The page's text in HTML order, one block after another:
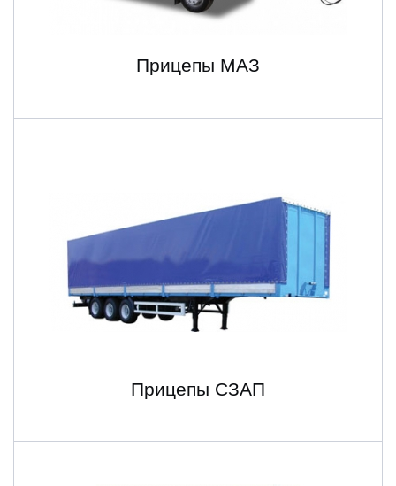
Прицепы МАЗ
Прицепы СЗАП